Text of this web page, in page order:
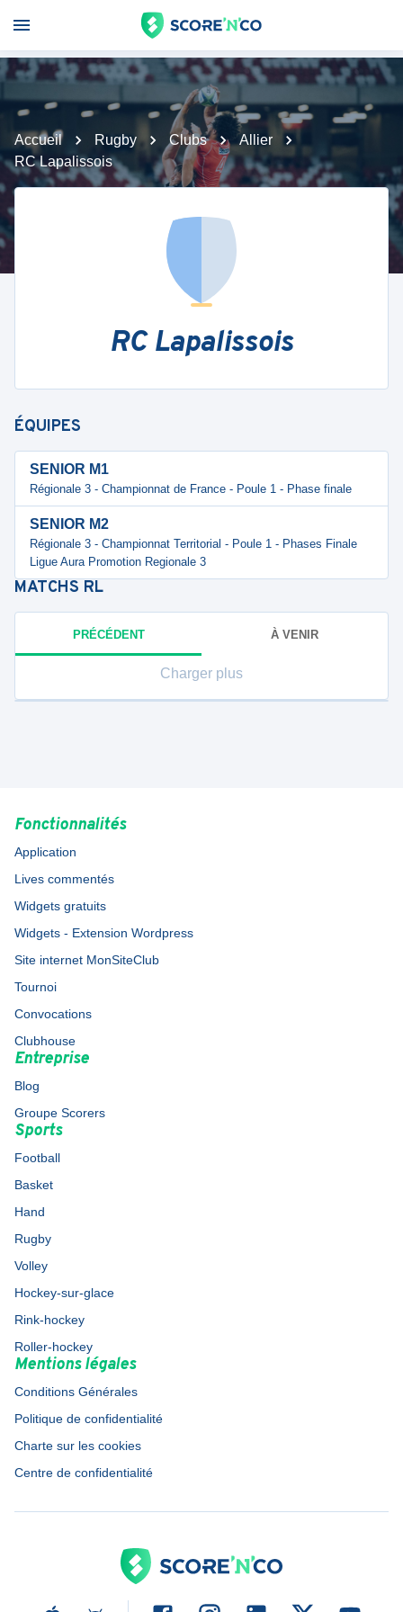
Accueil Rugby Clubs
Allier
RC Lapalissois
RC Lapalissois
ÉQUIPES
SENIOR M1
Régionale 3 - Championnat de France - Poule 1 - Phase finale
SENIOR M2
Régionale 3 - Championnat Territorial - Poule 1 - Phases Finale
Ligue Aura Promotion Regionale 3
MATCHS RL
PRÉCÉDENT À VENIR
Charger plus
Fonctionnalités
Application
Lives commentés
Widgets gratuits
Widgets - Extension Wordpress
Site internet MonSiteClub
Tournoi
Convocations
Clubhouse
Entreprise
Blog
Groupe Scorers
Sports
Football
Basket
Hand
Rugby
Volley
Hockey-sur-glace
Rink-hockey
Roller-hockey
Mentions légales
Conditions Générales
Politique de confidentialité
Charte sur les cookies
Centre de confidentialité